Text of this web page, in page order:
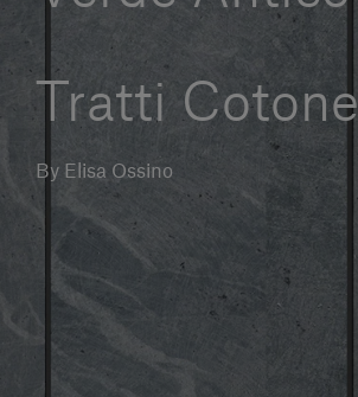
Accedi
Contattaci
Tratti Cotone
By Elisa Ossino